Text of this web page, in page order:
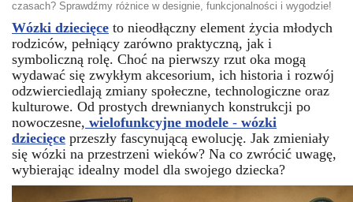
czasach? Sprawdźmy różnice w designie, funkcjonalności i wygodzie!
Wózki dziecięce to nieodłączny element życia młodych
rodziców, pełniący zarówno praktyczną, jak i
symboliczną rolę. Choć na pierwszy rzut oka mogą
wydawać się zwykłym akcesorium, ich historia i rozwój
odzwierciedlają zmiany społeczne, technologiczne oraz
kulturowe. Od prostych drewnianych konstrukcji po
nowoczesne, wielofunkcyjne modele - wózki
dziecięce przeszły fascynującą ewolucję. Jak zmieniały
się wózki na przestrzeni wieków? Na co zwrócić uwagę,
wybierając idealny model dla swojego dziecka?